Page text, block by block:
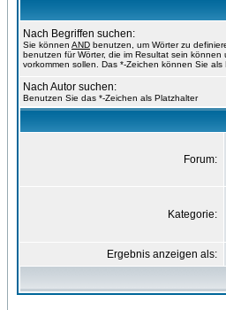
Nach Begriffen suchen:
Sie können AND benutzen, um Wörter zu
benutzen für Wörter, die im Resultat sein können
vorkommen sollen. Das *-Zeichen können Sie als
Nach Autor suchen:
Benutzen Sie das *-Zeichen als Platzhalter
Forum:
Kategorie:
Ergebnis anzeigen als: